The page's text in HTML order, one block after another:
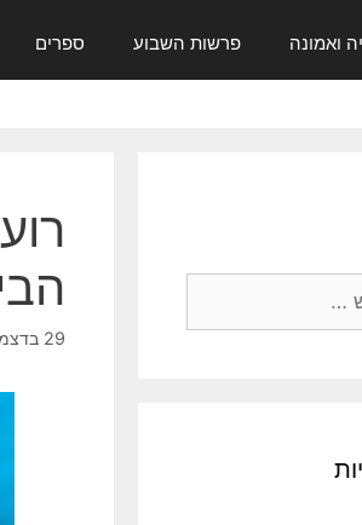
ואמונה פרשות השבוע ספרים
29 בדצמבר 2018